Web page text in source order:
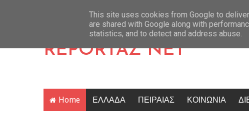
Latest News
Τραγωδία στις Σέρρες: Σφοδρή σύγκρουση ΙΧ με φορτηγό – 2
REPORTAZ NET
Home ΕΛΛΑΔΑ ΠΕΙΡΑΙΑΣ ΚΟΙΝΩΝΙΑ
This site uses cookies from Google to
are shared with Google along with
statistics, and to detect and address abuse.